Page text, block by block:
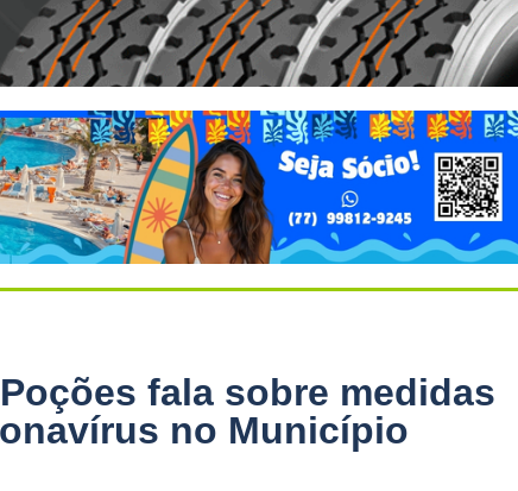
fala sobre medidas
no Município